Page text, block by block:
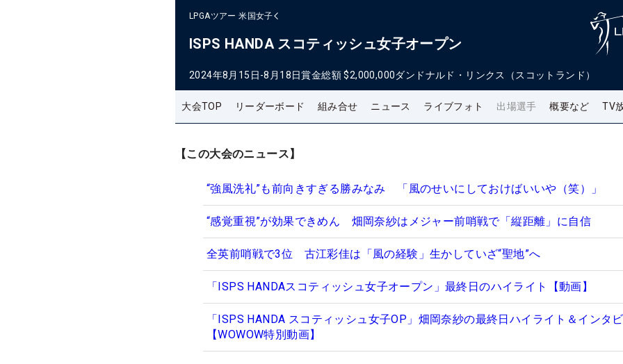
LPGAツアー 米国女子
ISPS HANDA スコティッシュ女子オープン
2024年8月15日-8月18日賞金総額 $2,000,000ダンドナルド・リンクス（スコットランド）
大会TOP リーダーボード 組み合せ ニュース ライブフォト 出場選手 概要など TV
【この大会のニュース】
“強風洗礼”も前向きすぎる勝みなみ 「風のせいにしておけばいいや（笑）」
“感覚重視”が効果できめん 畑岡奈紗はメジャー前哨戦で「縦距離」に自信
全英前哨戦で3位 古江彩佳は「風の経験」生かしていざ“聖地”へ
「ISPS HANDAスコティッシュ女子オープン」最終日のハイライト【動画】
「ISPS HANDA スコティッシュ女子OP」畑岡奈紗の最終日ハイライト＆インタ
【WOWOW特別動画】